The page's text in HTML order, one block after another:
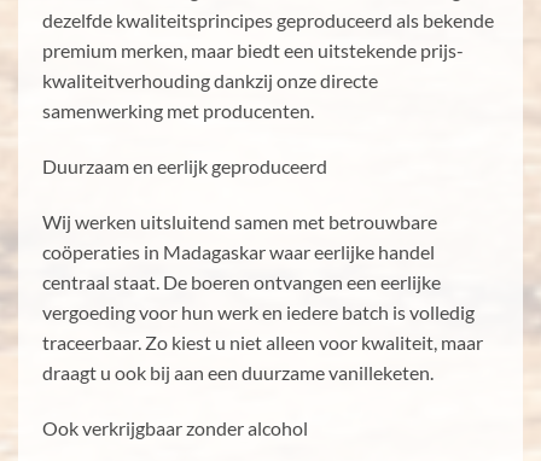
dezelfde kwaliteitsprincipes geproduceerd als bekende
premium merken, maar biedt een uitstekende prijs-
kwaliteitverhouding dankzij onze directe
samenwerking met producenten.
Duurzaam en eerlijk geproduceerd
Wij werken uitsluitend samen met betrouwbare
coöperaties in Madagaskar waar eerlijke handel
centraal staat. De boeren ontvangen een eerlijke
vergoeding voor hun werk en iedere batch is volledig
traceerbaar. Zo kiest u niet alleen voor kwaliteit, maar
draagt u ook bij aan een duurzame vanilleketen.
Ook verkrijgbaar zonder alcohol